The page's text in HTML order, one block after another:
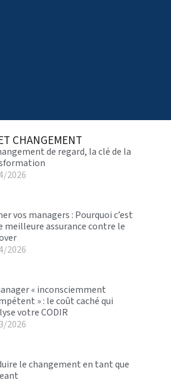
CHANGEMENT
de regard, la clé de la
2026
vos managers : Pourquoi c’est
meilleure assurance contre le
2026
« inconsciemment
» : le coût caché qui
votre CODIR
2026
le changement en tant que